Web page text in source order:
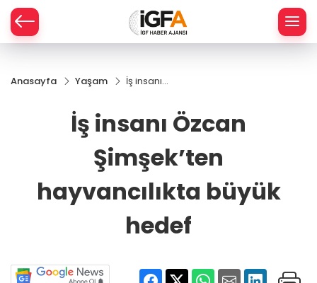
Anasayfa Yaşam
İş insanı
hayvancılıkta
İş insanı Özcan
Şimşek’ten
hayvancılıkta büyük
hedef